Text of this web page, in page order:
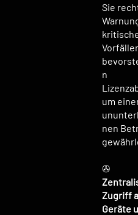
Sie
n
um
nen
✇
Zugriff
Geräte